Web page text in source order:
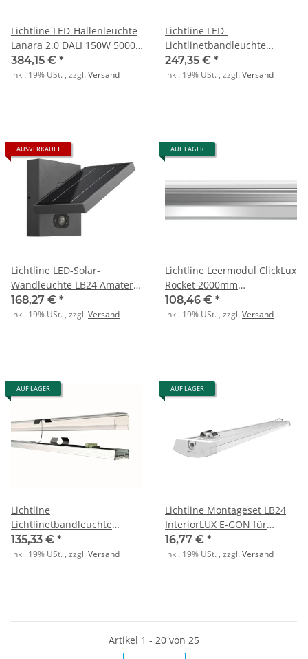
Lichtline LED-Hallenleuchte
Lanara 2.0 DALI 150W 5000K
22500lm IP65
384,15 € *
inkl. 19% USt. , zzgl.Versand
Lichtline LED-
Lichtlinetbandleuchte
ClickLUX Rocket 90 76W
11500lm 2000mm
247,35 € *
inkl. 19% USt. , zzgl.Versand
AUSVERKAUFT
Lichtline LED-Solar-
Wandleuchte LB24 Amatera
SHFIT 3,5W 260lm 3000K
anthrazit
168,27 € *
inkl. 19% USt. , zzgl.Versand
AUF LAGER
Lichtline Leermodul ClickLux
Rocket 2000mm
6x1,5qmm/1x2,5qmm
108,46 € *
inkl. 19% USt. , zzgl.Versand
AUF LAGER
Lichtline
Lichtlinetbandleuchte
ClickLux Relight 90 56W
8700lm 4000K
135,33 € *
inkl. 19% USt. , zzgl.Versand
AUF LAGER
Lichtline Montageset LB24
InteriorLUX E-GON für
horizontales Seil
16,77 € *
inkl. 19% USt. , zzgl.Versand
Artikel 1 - 20 von 25